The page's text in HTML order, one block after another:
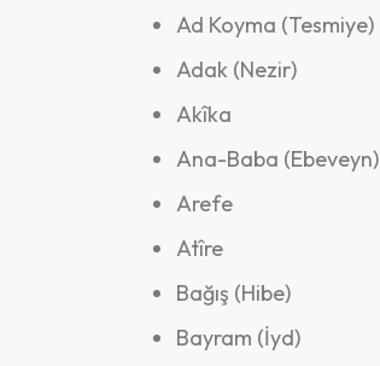
Ad Koyma (Tesmiye)
Adak (Nezir)
Akîka
Ana-Baba (Ebeveyn)
Arefe
Atîre
Bağış (Hibe)
Bayram (İyd)